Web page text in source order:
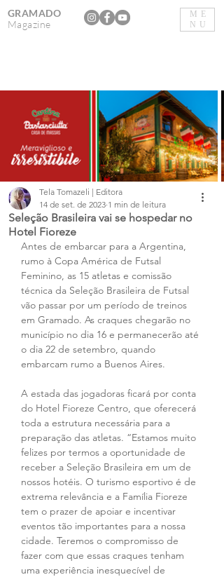
ME
NU
GRAMADO
Magazine
Seleção Brasileira vai se hospedar no
Hotel Fioreze
Tela Tomazeli | Editora
14 de set. de 2023 1 min de leitura
Antes de embarcar para a Argentina,
rumo à Copa América de Futsal
Feminino, as 15 atletas e comissão
técnica da Seleção Brasileira de Futsal
vão passar por um período de treinos
em Gramado. As craques chegarão no
município no dia 16 e permanecerão até
o dia 22 de setembro, quando
embarcam rumo a Buenos Aires.
A estada das jogadoras ficará por conta
do Hotel Fioreze Centro, que oferecerá
toda a estrutura necessária para a
preparação das atletas. “Estamos muito
felizes por termos a oportunidade de
receber a Seleção Brasileira em um de
nossos hotéis. O turismo esportivo é de
extrema relevância e a Família Fioreze
tem o prazer de apoiar e incentivar
eventos tão importantes para a nossa
cidade. Teremos o compromisso de
fazer com que essas craques tenham
uma experiência inesquecível de